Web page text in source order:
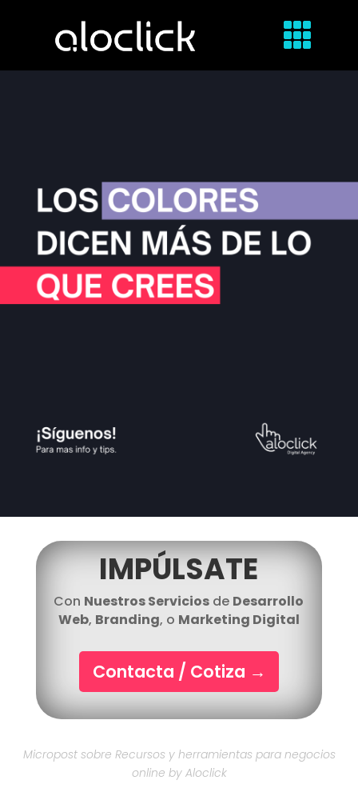
IMPÚLSATE
Con Nuestros Servicios de Desarrollo
Web, Branding, o Marketing Digital
Contacta / Cotiza →
Micropost sobre Recursos y herramientas para negocios
online by Aloclick